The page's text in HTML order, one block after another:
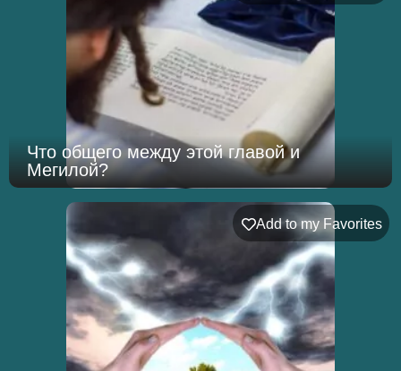
Что общего между этой главой и
Мегилой?
Add to my Favorites